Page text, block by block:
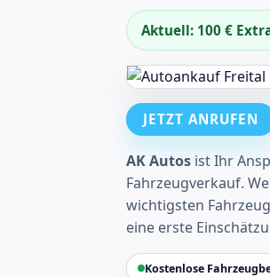
Aktuell: 100 €
JETZT ANRUFEN
AK Autos ist Ihr
Fahrzeugverkauf.
wichtigsten
eine erste
Kostenlose